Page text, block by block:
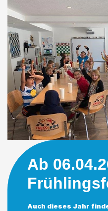
Ab
Auch dieses Jahr